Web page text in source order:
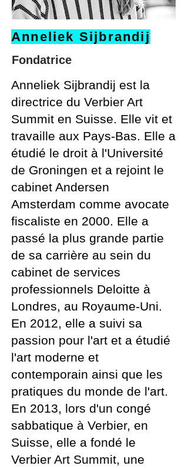
Anneliek Sijbrandij
Fondatrice
Anneliek Sijbrandij est la
directrice du Verbier Art
Summit en Suisse. Elle vit et
travaille aux Pays-Bas. Elle a
étudié le droit à l'Université
de Groningen et a rejoint le
cabinet Andersen
Amsterdam comme avocate
fiscaliste en 2000. Elle a
passé la plus grande partie
de sa carrière au sein du
cabinet de services
professionnels Deloitte à
Londres, au Royaume-Uni.
En 2012, elle a suivi sa
passion pour l'art et a étudié
l'art moderne et
contemporain ainsi que les
pratiques du monde de l'art.
En 2013, lors d'un congé
sabbatique à Verbier, en
Suisse, elle a fondé le
Verbier Art Summit, une